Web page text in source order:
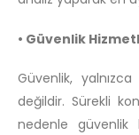
• Güvenlik
Güvenlik,
değildir. Sürekli
nedenle